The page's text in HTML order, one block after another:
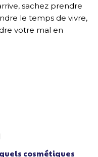
sachez prendre
le temps de vivre,
votre mal en
cosmétiques